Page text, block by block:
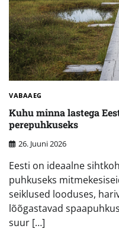
VABAAEG
Kuhu minna lastega
perepuhkuseks
26. Juuni 2026
Eesti on ideaalne
puhkuseks
seiklused looduses,
lõõgastavad
suur […]